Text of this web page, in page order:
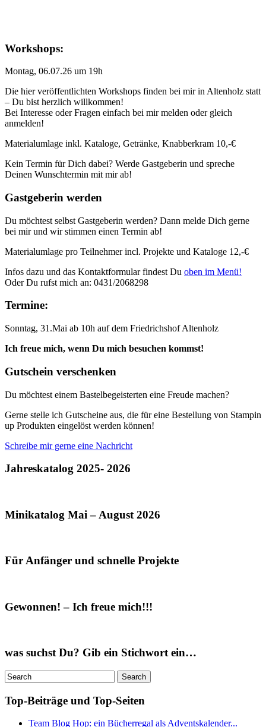
Workshops:
Montag, 06.07.26 um 19h
Die hier veröffentlichten Workshops finden bei mir in Altenholz statt
– Du bist herzlich willkommen!
Bei Interesse oder Fragen einfach bei mir melden oder gleich
anmelden!
Materialumlage inkl. Kataloge, Getränke, Knabberkram 10,-€
Kein Termin für Dich dabei? Werde Gastgeberin und spreche
Deinen Wunschtermin mit mir ab!
Gastgeberin werden
Du möchtest selbst Gastgeberin werden? Dann melde Dich gerne
bei mir und wir stimmen einen Termin ab!
Materialumlage pro Teilnehmer incl. Projekte und Kataloge 12,-€
Infos dazu und das Kontaktformular findest Du oben im Menü!
Oder Du rufst mich an: 0431/2068298
Termine:
Sonntag, 31.Mai ab 10h auf dem Friedrichshof Altenholz
Ich freue mich, wenn Du mich besuchen kommst!
Gutschein verschenken
Du möchtest einem Bastelbegeisterten eine Freude machen?
Gerne stelle ich Gutscheine aus, die für eine Bestellung von Stampin
up Produkten eingelöst werden können!
Schreibe mir gerne eine Nachricht
Jahreskatalog 2025- 2026
Minikatalog Mai – August 2026
Für Anfänger und schnelle Projekte
Gewonnen! – Ich freue mich!!!
was suchst Du? Gib ein Stichwort ein…
Top-Beiträge und Top-Seiten
Team Blog Hop: ein Bücherregal als Adventskalender...